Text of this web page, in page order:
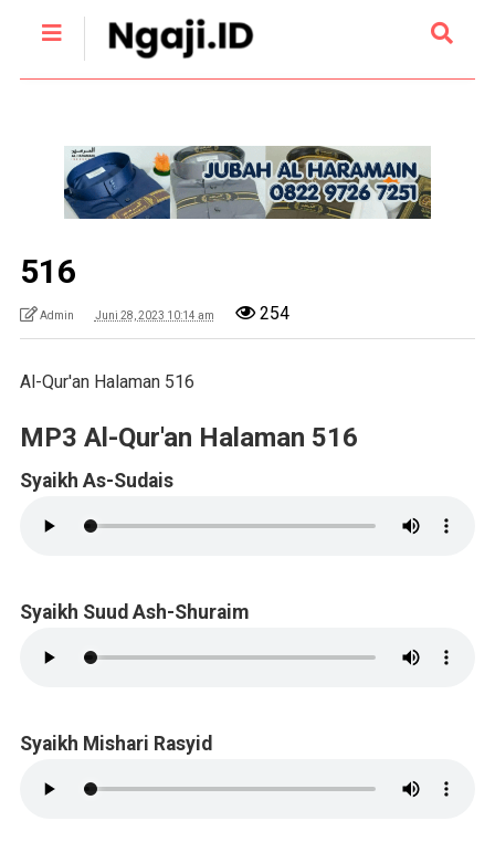
516
Admin Juni 28, 2023 10:14 am 254
Al-Qur'an Halaman 516
MP3 Al-Qur'an Halaman 516
Syaikh As-Sudais
Syaikh Suud Ash-Shuraim
Syaikh Mishari Rasyid